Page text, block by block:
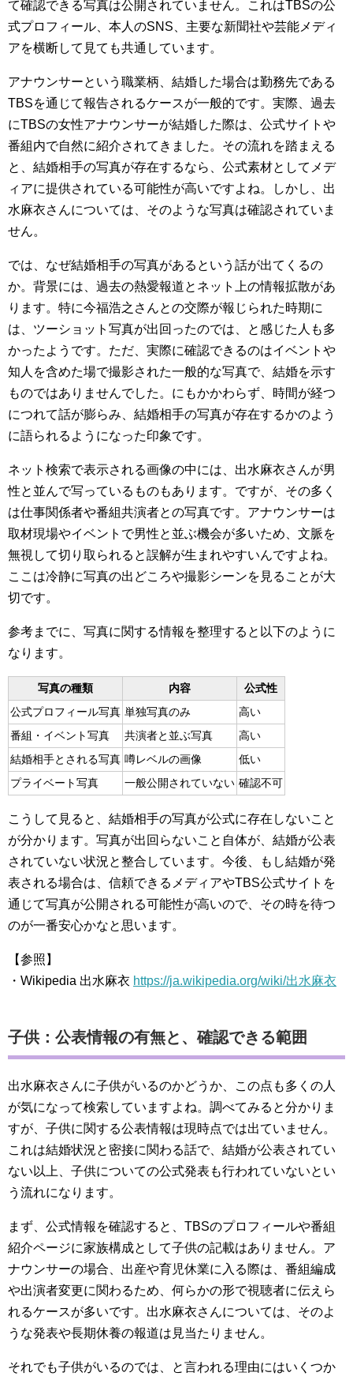
て確認できる写真は公開されていません。これはTBSの公
式プロフィール、本人のSNS、主要な新聞社や芸能メディ
アを横断して見ても共通しています。
アナウンサーという職業柄、結婚した場合は勤務先である
TBSを通じて報告されるケースが一般的です。実際、過去
にTBSの女性アナウンサーが結婚した際は、公式サイトや
番組内で自然に紹介されてきました。その流れを踏まえる
と、結婚相手の写真が存在するなら、公式素材としてメデ
ィアに提供されている可能性が高いですよね。しかし、出
水麻衣さんについては、そのような写真は確認されていま
せん。
では、なぜ結婚相手の写真があるという話が出てくるの
か。背景には、過去の熱愛報道とネット上の情報拡散があ
ります。特に今福浩之さんとの交際が報じられた時期に
は、ツーショット写真が出回ったのでは、と感じた人も多
かったようです。ただ、実際に確認できるのはイベントや
知人を含めた場で撮影された一般的な写真で、結婚を示す
ものではありませんでした。にもかかわらず、時間が経つ
につれて話が膨らみ、結婚相手の写真が存在するかのよう
に語られるようになった印象です。
ネット検索で表示される画像の中には、出水麻衣さんが男
性と並んで写っているものもあります。ですが、その多く
は仕事関係者や番組共演者との写真です。アナウンサーは
取材現場やイベントで男性と並ぶ機会が多いため、文脈を
無視して切り取られると誤解が生まれやすいんですよね。
ここは冷静に写真の出どころや撮影シーンを見ることが大
切です。
参考までに、写真に関する情報を整理すると以下のように
なります。
写真の種類 内容
公式性
公式プロフィール写真 単独写真のみ
高い
番組・イベント写真
共演者と並ぶ写真
高い
結婚相手とされる写真 噂レベルの画像
低い
プライベート写真
一般公開されていない 確認不可
こうして見ると、結婚相手の写真が公式に存在しないこと
が分かります。写真が出回らないこと自体が、結婚が公表
されていない状況と整合しています。今後、もし結婚が発
表される場合は、信頼できるメディアやTBS公式サイトを
通じて写真が公開される可能性が高いので、その時を待つ
のが一番安心かなと思います。
【参照】
・Wikipedia 出水麻衣 https://ja.wikipedia.org/wiki/出水麻衣
子供：公表情報の有無と、確認できる範囲
出水麻衣さんに子供がいるのかどうか、この点も多くの人
が気になって検索していますよね。調べてみると分かりま
すが、子供に関する公表情報は現時点では出ていません。
これは結婚状況と密接に関わる話で、結婚が公表されてい
ない以上、子供についての公式発表も行われていないとい
う流れになります。
まず、公式情報を確認すると、TBSのプロフィールや番組
紹介ページに家族構成として子供の記載はありません。ア
ナウンサーの場合、出産や育児休業に入る際は、番組編成
や出演者変更に関わるため、何らかの形で視聴者に伝えら
れるケースが多いです。出水麻衣さんについては、そのよ
うな発表や長期休養の報道は見当たりません。
それでも子供がいるのでは、と言われる理由にはいくつか